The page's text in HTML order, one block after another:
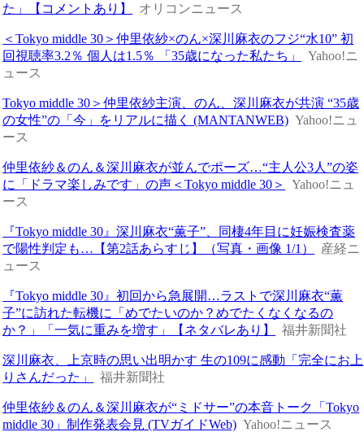
た」【コメントあり】
オリコンニュース
＜Tokyo middle 30＞仲里依紗×のん×深川麻衣のフジ“水10” 初
回視聴率3.2％ 個人は1.5％ 「35歳になった私たち」
Yahoo!ニ
ュース
Tokyo middle 30＞仲里依紗主演、のん、深川麻衣が共演 “35歳
の女性”の「今」をリアルに描く (MANTANWEB) Yahoo!ニュ
ース
仲里依紗＆のん＆深川麻衣が並んでポーズ…“主人公3人”の姿
に「ドラマ楽しみです」の声＜Tokyo middle 30＞
Yahoo!ニュ
ース
『Tokyo middle 30』深川麻衣“薫子”、同棲4年目に妊娠検査薬
で陽性判定も…【第2話あらすじ】（写真・画像 1/1）
産経ニ
ュース
『Tokyo middle 30』初回から急展開…ラストで深川麻衣“薫
子”に訪れた転機に「めでたいのか？めでたくなくなるの
か？」「一気に重みを増す」【ネタバレあり】
福井新聞社
深川麻衣、上京時の思い出明かす 生の109に感動「完全にお上
りさんだった」
福井新聞社
仲里依紗＆のん＆深川麻衣が“ミドサー”の本音トーク「Tokyo
middle 30」制作発表会見 (TVガイドWeb) Yahoo!ニュース